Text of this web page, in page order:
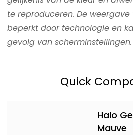
te reproduceren. De
beperkt door technologie en
gevolg van scherminstellingen.
Quick
Halo
Mauve